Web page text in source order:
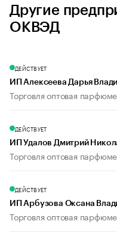
Другие
ОКВЭД
ДЕЙСТВУЕТ
ИП Алексеева Дарья
Торговля оптовая
ДЕЙСТВУЕТ
ИП Удалов Дмитрий
Торговля оптовая
ДЕЙСТВУЕТ
ИП Арбузова Оксана
Торговля оптовая